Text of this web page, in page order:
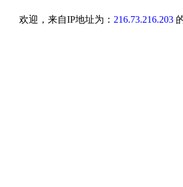
欢迎，来自IP地址为： 216.73.216.203